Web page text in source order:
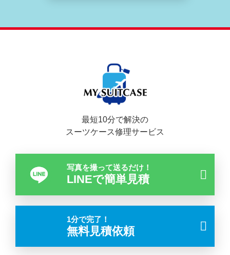
最短10分で解決の
スーツケース修理サービス
写真を撮って送るだけ！
LINEで簡単見積
1分で完了！
無料見積依頼